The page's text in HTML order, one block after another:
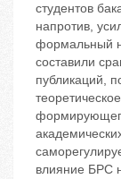
студентов
напротив,
формальный
составили
публикаций,
влияние БРС